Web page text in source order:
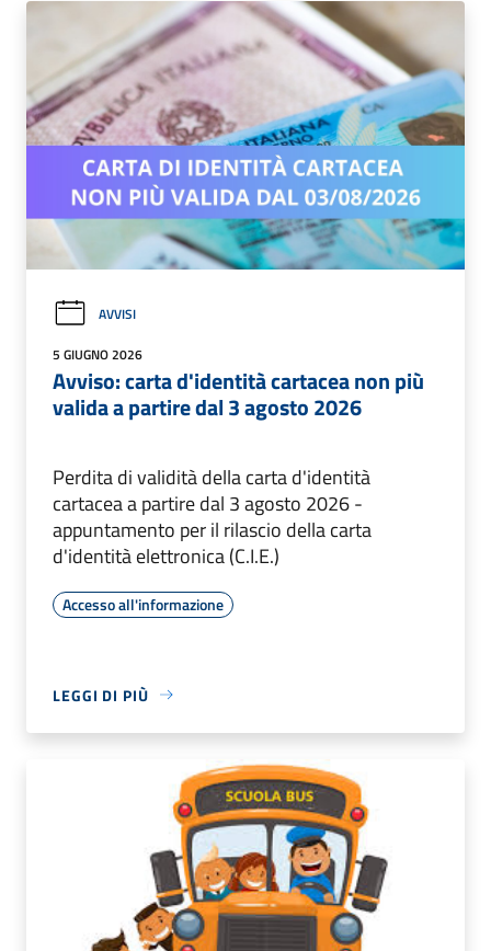
AVVISI
5 GIUGNO 2026
Avviso: carta d'identità cartacea non più
valida a partire dal 3 agosto 2026
Perdita di validità della carta d'identità
cartacea a partire dal 3 agosto 2026 -
appuntamento per il rilascio della carta
d'identità elettronica (C.I.E.)
Accesso all'informazione
LEGGI DI PIÙ